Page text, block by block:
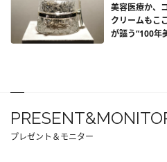
美容医療か、
クリームもこ
が謳う“100年
プレゼント＆モニター